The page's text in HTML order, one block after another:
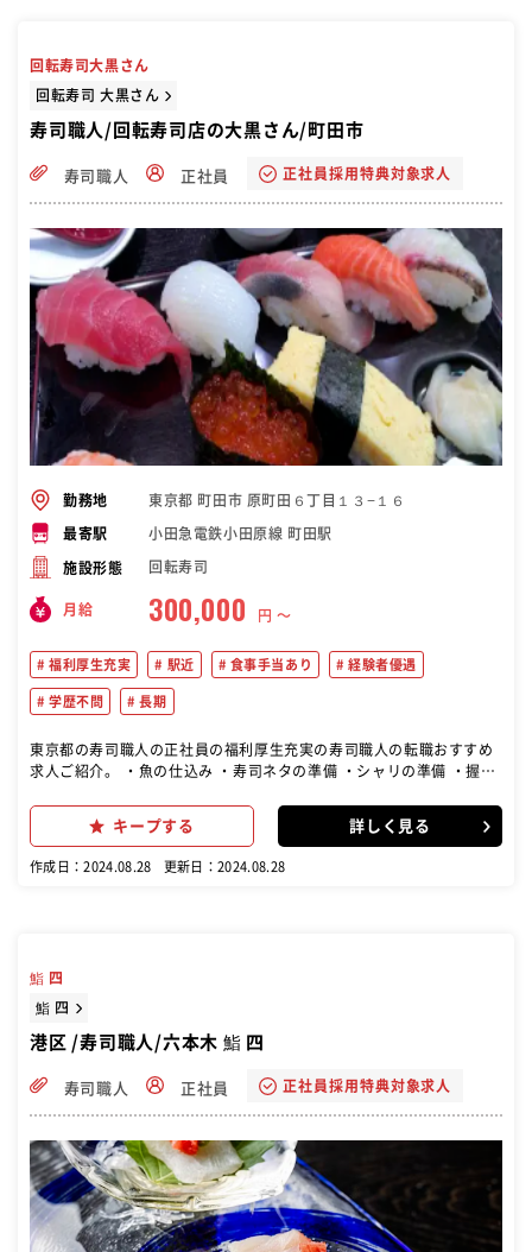
回転寿司大黒さん
回転寿司 大黒さん
寿司職人/回転寿司店の大黒さん/町田市
寿司職人 正社員 正社員採用特典対象求人
勤務地 東京都 町田市 原町田６丁目１３−１６
最寄駅 小田急電鉄小田原線 町田駅
施設形態 回転寿司
月給 300,000 円 〜
福利厚生充実 駅近 食事手当あり 経験者優遇
学歴不問 長期
東京都の寿司職人の正社員の福利厚生充実の寿司職人の転職おすすめ
求人ご紹介。 ・魚の仕込み ・寿司ネタの準備 ・シャリの準備 ・握り
キープする 詳しく見る
作成日：2024.08.28 更新日：2024.08.28
鮨 四
鮨 四
港区 /寿司職人/六本木 鮨 四
寿司職人 正社員 正社員採用特典対象求人